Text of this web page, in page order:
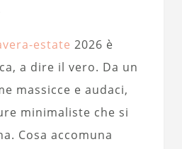
estate 2026 è
a dire il vero. Da un
massicce e audaci,
minimaliste che si
Cosa accomuna